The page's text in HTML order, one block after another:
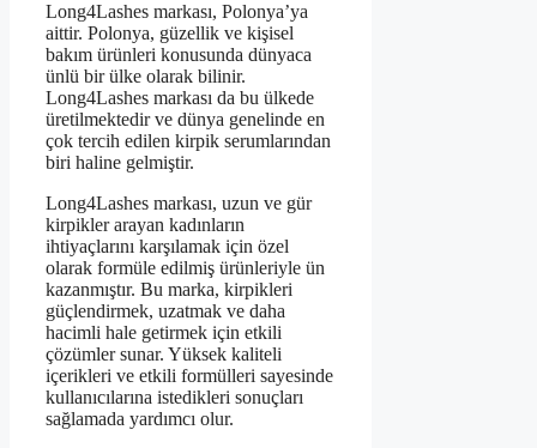
Long4Lashes markası, Polonya’ya
aittir. Polonya, güzellik ve kişisel
bakım ürünleri konusunda dünyaca
ünlü bir ülke olarak bilinir.
Long4Lashes markası da bu ülkede
üretilmektedir ve dünya genelinde en
çok tercih edilen kirpik serumlarından
biri haline gelmiştir.
Long4Lashes markası, uzun ve gür
kirpikler arayan kadınların
ihtiyaçlarını karşılamak için özel
olarak formüle edilmiş ürünleriyle ün
kazanmıştır. Bu marka, kirpikleri
güçlendirmek, uzatmak ve daha
hacimli hale getirmek için etkili
çözümler sunar. Yüksek kaliteli
içerikleri ve etkili formülleri sayesinde
kullanıcılarına istedikleri sonuçları
sağlamada yardımcı olur.